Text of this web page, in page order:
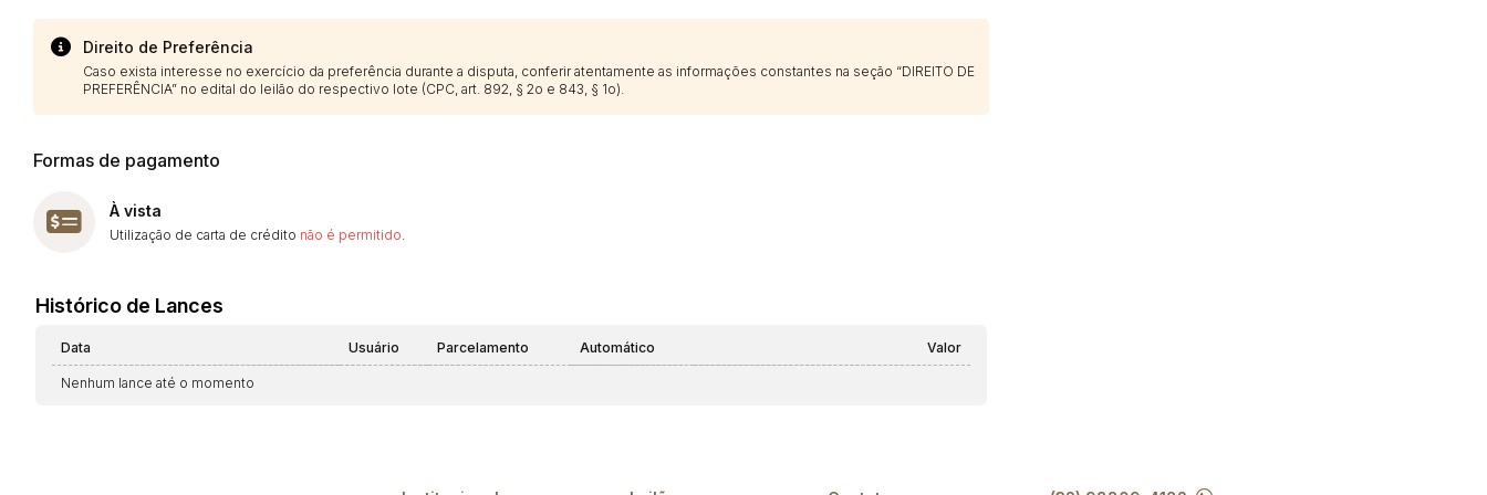
Direito de Preferência
Caso exista interesse no exercício da preferência durante a disputa, conferir atentamente as informações constantes na seção “DIREITO DE
PREFERÊNCIA” no edital do leilão do respectivo lote (CPC, art. 892, § 2o e 843, § 1o).
Formas de pagamento
À vista
Utilização de carta de crédito não é permitido.
Histórico de Lances
Data Usuário Parcelamento Automático Valor
Nenhum lance até o momento